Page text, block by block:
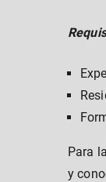
Para
y